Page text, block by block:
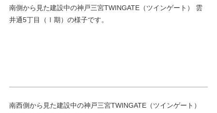
南側から見た建設中の神戸三宮TWINGATE（ツインゲート） 雲
井通5丁目（Ⅰ期）の様子です。
南西側から見た建設中の神戸三宮TWINGATE（ツインゲート）